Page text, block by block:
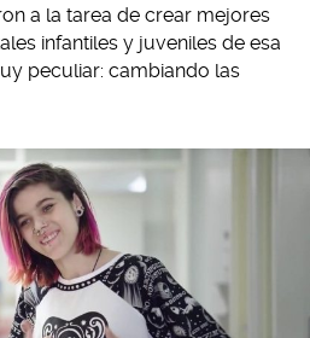
a la tarea de crear mejores
infantiles y juveniles de esa
peculiar: cambiando las